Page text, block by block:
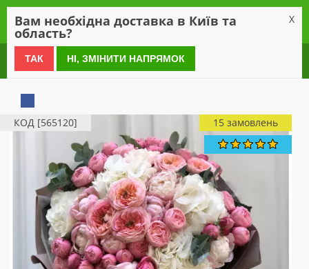
0 800 21 54 55
КОД [565120] 15 замовлень
Вам необхідна доставка в Київ та
область?
X
ТАК НІ, ЗМІНИТИ НАПРЯМОК